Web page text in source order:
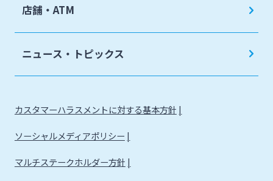
店舗・ATM
ニュース・トピックス
カスタマーハラスメントに対する基本方針
ソーシャルメディアポリシー
マルチステークホルダー方針